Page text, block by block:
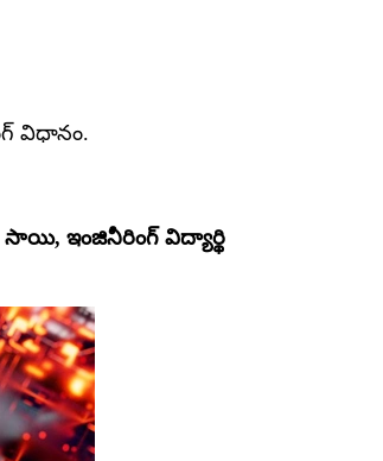
విధానం.
ఇంజినీరింగ్ విద్యార్థి